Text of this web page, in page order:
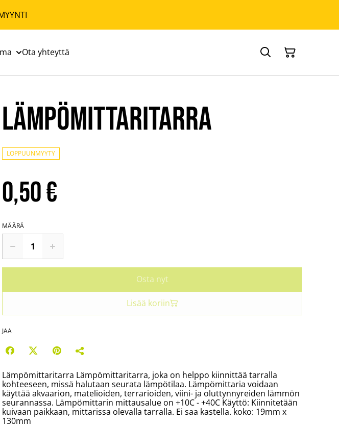
Ota yhteyttä
Lämpömittaritarra
LOPPUUNMYYTY
0,50 €
MÄÄRÄ
Osta nyt
Lisää koriin
JAA
Lämpömittaritarra Lämpömittaritarra, joka on helppo kiinnittää tarralla
kohteeseen, missä halutaan seurata lämpötilaa. Lämpömittaria voidaan
käyttää akvaarion, matelioiden, terrarioiden, viini- ja oluttynnyreiden lämmön
seurannassa. Lämpömittarin mittausalue on +10C - +40C Käyttö: Kiinnitetään
kuivaan paikkaan, mittarissa olevalla tarralla. Ei saa kastella. koko: 19mm x
130mm